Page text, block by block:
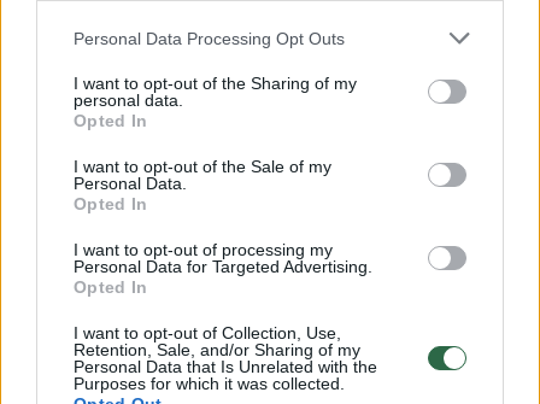
Personal Data Processing Opt Outs
I want to opt-out of the Sharing of my
personal data.
Opted In
I want to opt-out of the Sale of my
Personal Data.
Opted In
I want to opt-out of processing my
Personal Data for Targeted Advertising.
Opted In
I want to opt-out of Collection, Use,
Retention, Sale, and/or Sharing of my
Personal Data that Is Unrelated with the
Purposes for which it was collected.
Savaitės vidurys nusimato karštas: temperatūra kils iki
32 laipsnių šilumos
Ukrainos politikoje: jis yra neteisus
Laidos | Nauja diena
00:05:25
K. Prunskienės brolis prisiminė jaudinančią akimirką